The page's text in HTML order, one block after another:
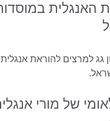
האנגלית
גג למרצים להוראת אנגלית
של מורי